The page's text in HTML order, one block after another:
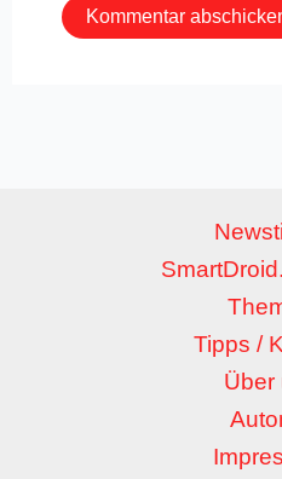
Tipps /
Über